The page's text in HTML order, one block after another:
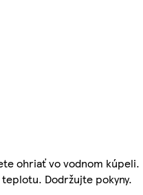
ohriať vo vodnom kúpeli.
Dodržujte pokyny.